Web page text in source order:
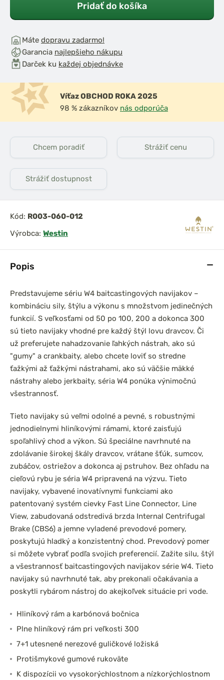
Popis
Predstavujeme sériu W4 baitcastingových navijakov –
kombináciu sily, štýlu a výkonu s množstvom jedinečných
funkcií. S veľkosťami od 50 po 100, 200 a dokonca 300
sú tieto navijaky vhodné pre každý štýl lovu dravcov. Či
už preferujete nahadzovanie ľahkých nástrah, ako sú
"gumy" a crankbaity, alebo chcete loviť so stredne
ťažkými až ťažkými nástrahami, ako sú väčšie mäkké
nástrahy alebo jerkbaity, séria W4 ponúka výnimočnú
všestrannosť.
Tieto navijaky sú veľmi odolné a pevné, s robustnými
jednodielnymi hliníkovými rámami, ktoré zaisťujú
spoľahlivý chod a výkon. Sú špeciálne navrhnuté na
zdolávanie širokej škály dravcov, vrátane šťúk, sumcov,
zubáčov, ostriežov a dokonca aj pstruhov. Bez ohľadu na
cieľovú rybu je séria W4 pripravená na výzvu. Tieto
navijaky, vybavené inovatívnymi funkciami ako
patentovaný systém cievky Fast Line Connector, Line
View, zabudovaná odstredivá brzda Internal Centrifugal
Brake (CBS6) a jemne vyladené prevodové pomery,
poskytujú hladký a konzistentný chod. Prevodový pomer
si môžete vybrať podľa svojich preferencií. Zažite silu, štýl
a všestrannosť baitcastingových navijakov série W4. Tieto
navijaky sú navrhnuté tak, aby prekonali očakávania a
poskytli rybárom nástroj do akejkoľvek situácie pri vode.
Hliníkový rám a karbónová bočnica
Plne hliníkový rám pri veľkosti 300
7+1 utesnené nerezové guličkové ložiská
Protišmykové gumové rukoväte
K dispozícii vo vysokorýchlostnom a nízkorýchlostnom
Pridať do košíka
Máte dopravu zadarmo!
Garancia najlepšieho nákupu
Darček ku každej objednávke
Víťaz OBCHOD ROKA 2025
98 % zákazníkov nás odporúča
Chcem poradiť Strážiť cenu
Strážiť dostupnost
Kód: R003-060-012
Výrobca: Westin